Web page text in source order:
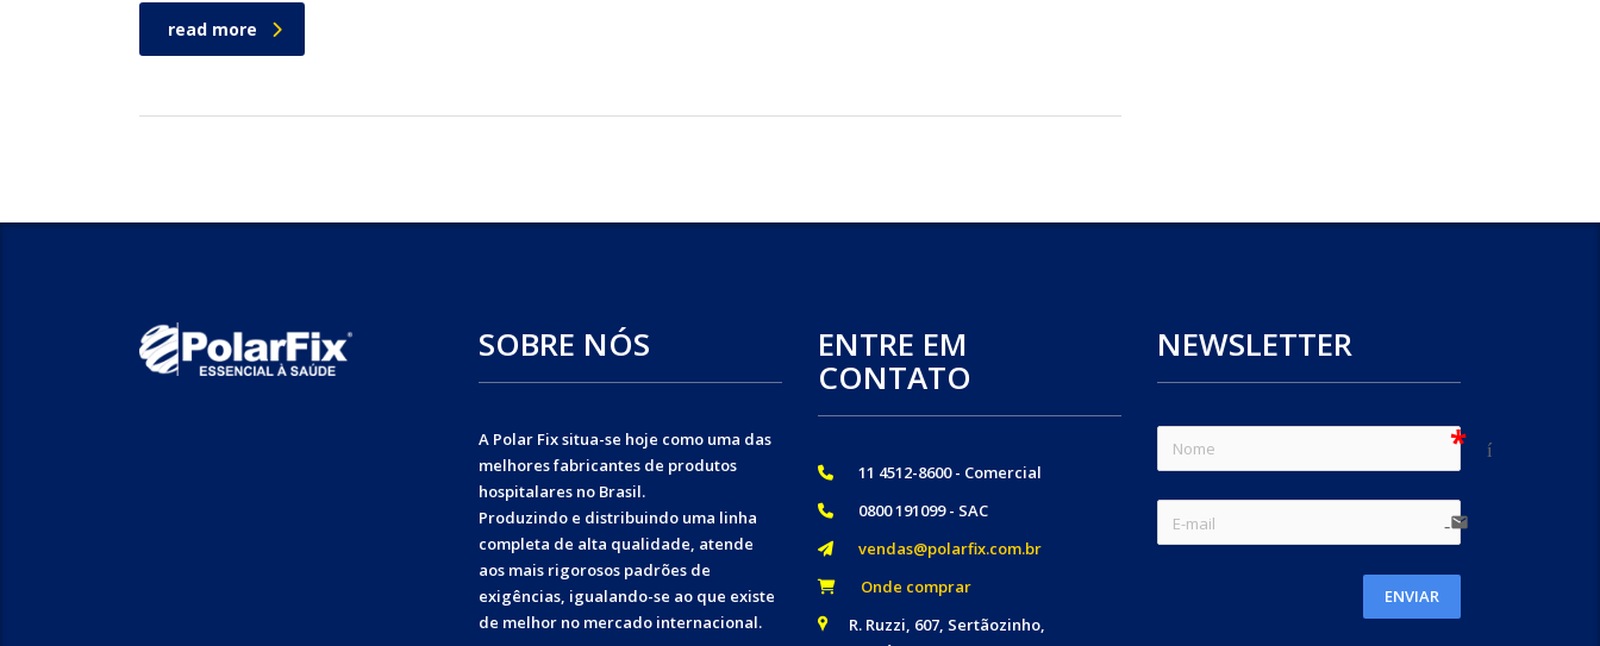
read more
SOBRE NÓS
A Polar Fix situa-se hoje como uma das
melhores fabricantes de produtos
hospitalares no Brasil.
Produzindo e distribuindo uma linha
completa de alta qualidade, atende
aos mais rigorosos padrões de
exigências, igualando-se ao que existe
de melhor no mercado internacional.
ENTRE EM
CONTATO
11 4512-8600 - Comercial
0800 191099 - SAC
vendas@polarfix.com.br
Onde comprar
R. Ruzzi, 607, Sertãozinho,
NEWSLETTER
sem ícone
e-mail
ENVIAR